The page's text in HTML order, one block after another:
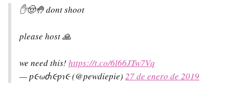
✋🤠🤚 dont shoot
please host 🙏
we need this! https://t.co/6l66JTw7Vq
— ƿ૯ωძɿ૯ƿɿ૯ (@pewdiepie) 27 de enero de 2019